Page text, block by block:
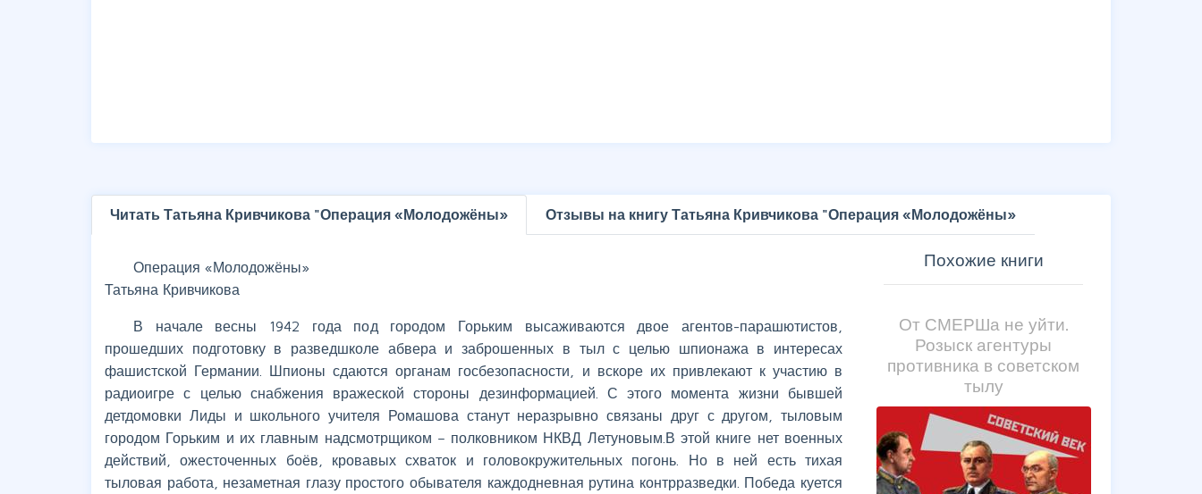
Читать Татьяна Кривчикова "Операция «Молодожёны» Отзывы на книгу Татьяна Кривчикова "Операция «Молодожёны»
Операция «Молодожёны»
Татьяна Кривчикова
В начале весны 1942 года под городом Горьким высаживаются двое агентов-парашютистов,
прошедших подготовку в разведшколе абвера и заброшенных в тыл с целью шпионажа в интересах
фашистской Германии. Шпионы сдаются органам госбезопасности, и вскоре их привлекают к участию в
радиоигре с целью снабжения вражеской стороны дезинформацией. С этого момента жизни бывшей
детдомовки Лиды и школьного учителя Ромашова станут неразрывно связаны друг с другом, тыловым
городом Горьким и их главным надсмотрщиком – полковником НКВД Летуновым.В этой книге нет военных
действий, ожесточенных боёв, кровавых схваток и головокружительных погонь. Но в ней есть тихая
тыловая работа, незаметная глазу простого обывателя каждодневная рутина контрразведки. Победа куется
Похожие книги
От СМЕРШа не уйти.
Розыск агентуры
противника в советском
тылу